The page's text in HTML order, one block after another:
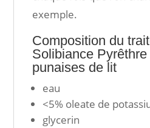
exemple.
Composition du
Solibiance
punaises de lit
eau
<5% oleate de
glycerin